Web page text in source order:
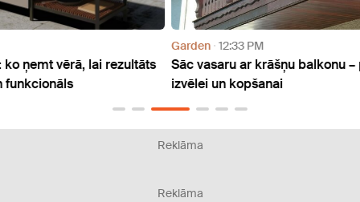
Sāc vasaru ar krāšņu balkonu – padomi ziedu
izvēlei un kopšanai
Reklāma
Reklāma